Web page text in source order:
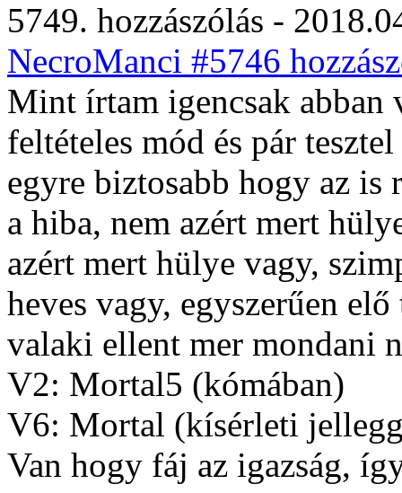
5749. hozzászólás -
NecroManci #5746
Mint írtam igencsak abban
feltételes mód és pár
egyre biztosabb hogy az is
a hiba, nem azért mert
azért mert hülye vagy,
heves vagy, egyszerűen
valaki ellent mer mondani
V2: Mortal5 (kómában)
V6: Mortal (kísérleti
Van hogy fáj az igazság,